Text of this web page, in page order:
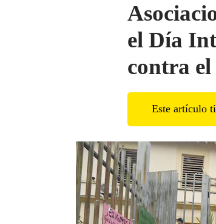
el Día
contra
Este artículo